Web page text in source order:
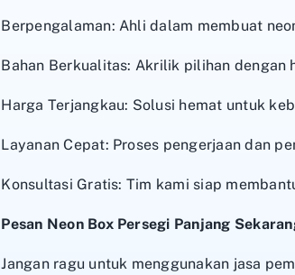
Berpengalaman: Ahli dalam membuat
Bahan Berkualitas: Akrilik pilihan dengan
Harga Terjangkau: Solusi hemat untuk
Layanan Cepat: Proses pengerjaan dan
Konsultasi Gratis: Tim kami siap
Pesan Neon Box Persegi Panjang
Jangan ragu untuk menggunakan jasa